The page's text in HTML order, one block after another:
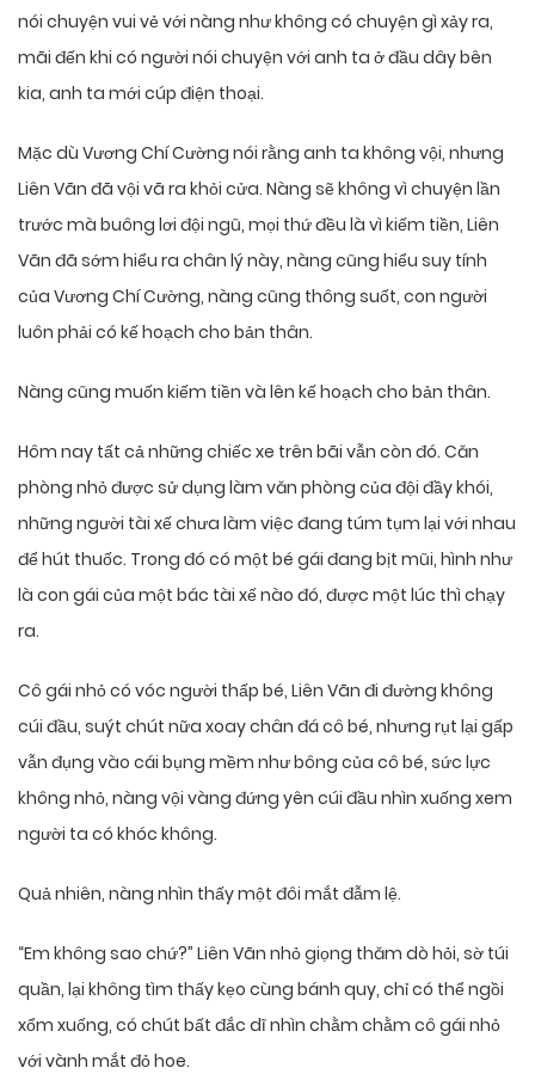
nói chuyện vui vẻ với nàng như không có chuyện gì xảy ra,
mãi đến khi có người nói chuyện với anh ta ở đầu dây bên
kia, anh ta mới cúp điện thoại.
Mặc dù Vương Chí Cường nói rằng anh ta không vội, nhưng
Liên Vãn đã vội vã ra khỏi cửa. Nàng sẽ không vì chuyện lần
trước mà buông lơi đội ngũ, mọi thứ đều là vì kiếm tiền, Liên
Vãn đã sớm hiểu ra chân lý này, nàng cũng hiểu suy tính
của Vương Chí Cường, nàng cũng thông suốt, con người
luôn phải có kế hoạch cho bản thân.
Nàng cũng muốn kiếm tiền và lên kế hoạch cho bản thân.
Hôm nay tất cả những chiếc xe trên bãi vẫn còn đó. Căn
phòng nhỏ được sử dụng làm văn phòng của đội đầy khói,
những người tài xế chưa làm việc đang túm tụm lại với nhau
để hút thuốc. Trong đó có một bé gái đang bịt mũi, hình như
là con gái của một bác tài xế nào đó, được một lúc thì chạy
ra.
Cô gái nhỏ có vóc người thấp bé, Liên Vãn đi đường không
cúi đầu, suýt chút nữa xoay chân đá cô bé, nhưng rụt lại gấp
vẫn đụng vào cái bụng mềm như bông của cô bé, sức lực
không nhỏ, nàng vội vàng đứng yên cúi đầu nhìn xuống xem
người ta có khóc không.
Quả nhiên, nàng nhìn thấy một đôi mắt đẫm lệ.
“Em không sao chứ?” Liên Vãn nhỏ giọng thăm dò hỏi, sờ túi
quần, lại không tìm thấy kẹo cùng bánh quy, chỉ có thể ngồi
xổm xuống, có chút bất đắc dĩ nhìn chằm chằm cô gái nhỏ
với vành mắt đỏ hoe.